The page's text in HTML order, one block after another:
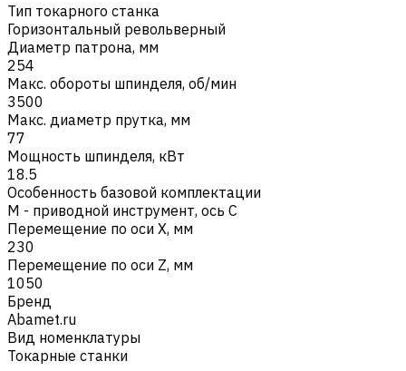
Тип токарного станка
Горизонтальный револьверный
Диаметр патрона, мм
254
Макс. обороты шпинделя, об/мин
3500
Макс. диаметр прутка, мм
77
Мощность шпинделя, кВт
18.5
Особенность базовой комплектации
M - приводной инструмент, ось C
Перемещение по оси X, мм
230
Перемещение по оси Z, мм
1050
Бренд
Abamet.ru
Вид номенклатуры
Токарные станки